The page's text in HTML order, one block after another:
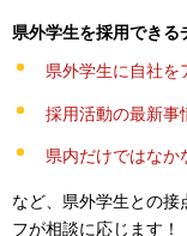
県外学生を採用できる
県外学生に自社を
採用活動の最新事
県内だけではなか
など、県外学生との接
フが相談に応じます！